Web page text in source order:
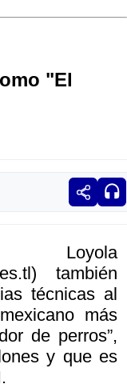
"El
también
técnicas al
más
de perros”,
y que es